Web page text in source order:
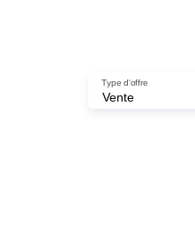
Vente
Type d'offre